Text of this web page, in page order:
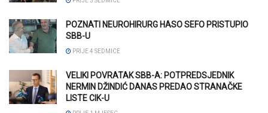
POZNATI NEUROHIRURG HASO SEFO PRISTUPIO
SBB-U
PRIJE 4 SEDMICE
VELIKI POVRATAK SBB-A: POTPREDSJEDNIK
NERMIN DŽINDIĆ DANAS PREDAO STRANAČKE
LISTE CIK-U